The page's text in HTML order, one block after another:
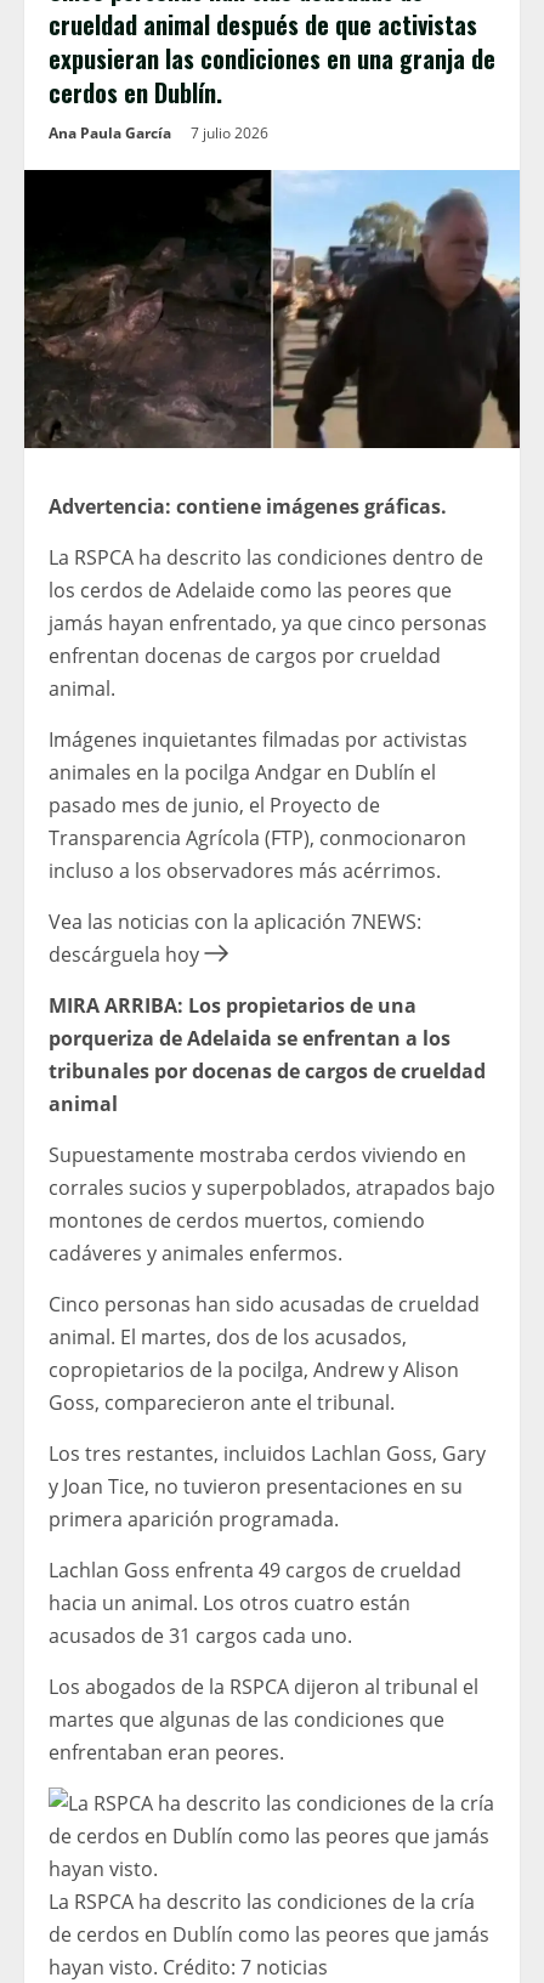
crueldad animal después de que activistas
expusieran las condiciones en una granja de
cerdos en Dublín.
Ana Paula García 7 julio 2026
Advertencia: contiene imágenes gráficas.
La RSPCA ha descrito las condiciones dentro de
los cerdos de Adelaide como las peores que
jamás hayan enfrentado, ya que cinco personas
enfrentan docenas de cargos por crueldad
animal.
Imágenes inquietantes filmadas por activistas
animales en la pocilga Andgar en Dublín el
pasado mes de junio, el Proyecto de
Transparencia Agrícola (FTP), conmocionaron
incluso a los observadores más acérrimos.
Vea las noticias con la aplicación 7NEWS:
descárguela hoy
MIRA ARRIBA: Los propietarios de una
porqueriza de Adelaida se enfrentan a los
tribunales por docenas de cargos de crueldad
animal
Supuestamente mostraba cerdos viviendo en
corrales sucios y superpoblados, atrapados bajo
montones de cerdos muertos, comiendo
cadáveres y animales enfermos.
Cinco personas han sido acusadas de crueldad
animal. El martes, dos de los acusados,
copropietarios de la pocilga, Andrew y Alison
Goss, comparecieron ante el tribunal.
Los tres restantes, incluidos Lachlan Goss, Gary
y Joan Tice, no tuvieron presentaciones en su
primera aparición programada.
Lachlan Goss enfrenta 49 cargos de crueldad
hacia un animal. Los otros cuatro están
acusados ​​de 31 cargos cada uno.
Los abogados de la RSPCA dijeron al tribunal el
martes que algunas de las condiciones que
enfrentaban eran peores.
La RSPCA ha descrito las condiciones de la cría
de cerdos en Dublín como las peores que jamás
hayan visto. Crédito: 7 noticias